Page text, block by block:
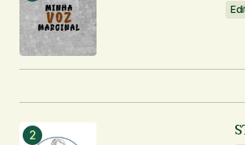
Notifique-me sobre novas